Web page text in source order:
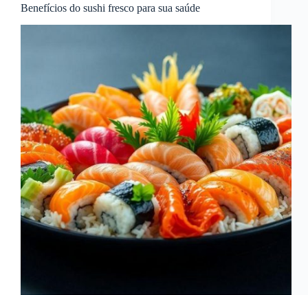
Benefícios do sushi fresco para sua saúde